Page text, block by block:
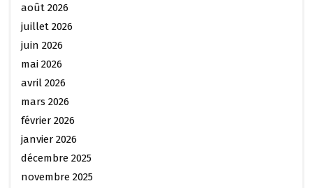
août 2026
juillet 2026
juin 2026
mai 2026
avril 2026
mars 2026
février 2026
janvier 2026
décembre 2025
novembre 2025